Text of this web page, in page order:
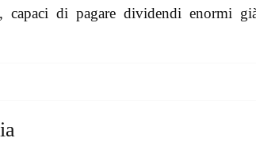
di pagare dividendi enormi